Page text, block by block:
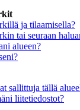
ja tilaamisella?
tai seuraan
alueen?
sallittuja tällä
liitetiedostot?